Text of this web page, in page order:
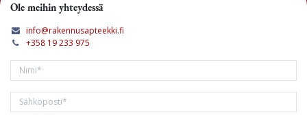
Ole meihin yhteydessä
info@rakennusapteekki.fi
+358 19 233 975